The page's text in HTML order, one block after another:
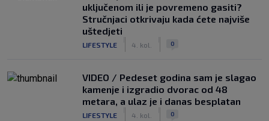
uključenom ili je povremeno gasiti?
Stručnjaci otkrivaju kada ćete najviše
uštedjeti
LIFESTYLE 4. kol. 0
VIDEO / Pedeset godina sam je slagao
kamenje i izgradio dvorac od 48
metara, a ulaz je i danas besplatan
LIFESTYLE 4. kol. 0